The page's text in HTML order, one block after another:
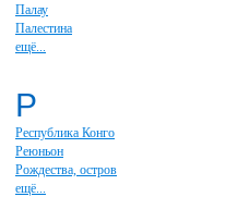
Палау
Палестина
ещё...
Р
Республика Конго
Реюньон
Рождества, остров
ещё...